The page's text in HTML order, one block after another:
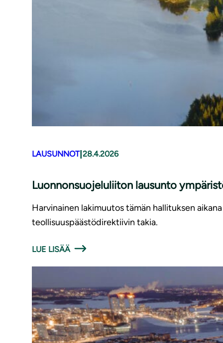
LAUSUNNOT| 28.4.2026
Luonnonsuojeluliiton lausunto
Harvinainen lakimuutos tämän hallituksen
teollisuuspäästödirektiivin takia.
LUE LISÄÄ